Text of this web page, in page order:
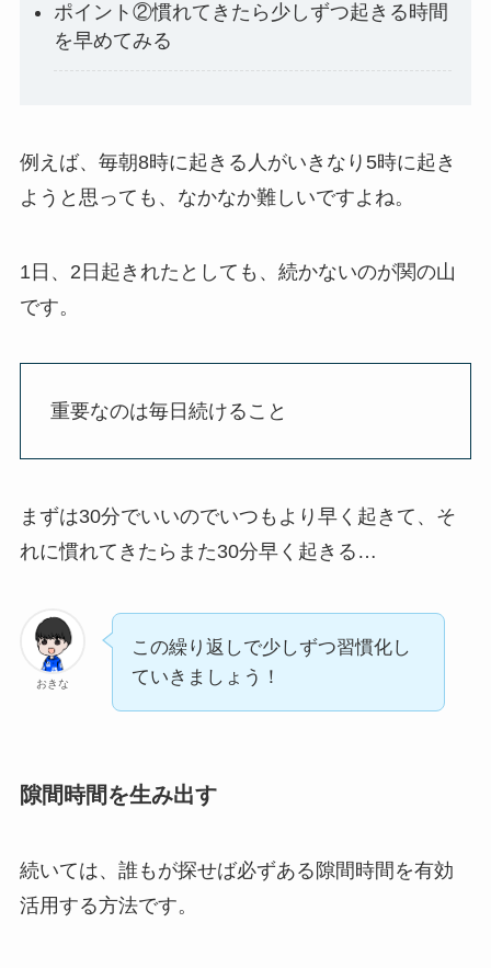
ポイント②慣れてきたら少しずつ起きる時間
を早めてみる
例えば、毎朝8時に起きる人がいきなり5時に起き
ようと思っても、なかなか難しいですよね。
1日、2日起きれたとしても、続かないのが関の山
です。
重要なのは毎日続けること
まずは30分でいいのでいつもより早く起きて、そ
れに慣れてきたらまた30分早く起きる…
おきな
この繰り返しで少しずつ習慣化し
ていきましょう！
隙間時間を生み出す
続いては、誰もが探せば必ずある隙間時間を有効
活用する方法です。